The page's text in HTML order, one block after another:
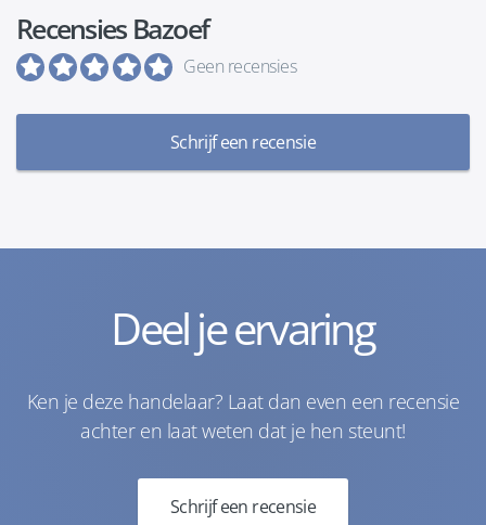
Recensies Bazoef
Geen recensies
Schrijf een recensie
Deel je ervaring
Ken je deze handelaar? Laat dan even een recensie
achter en laat weten dat je hen steunt!
Schrijf een recensie